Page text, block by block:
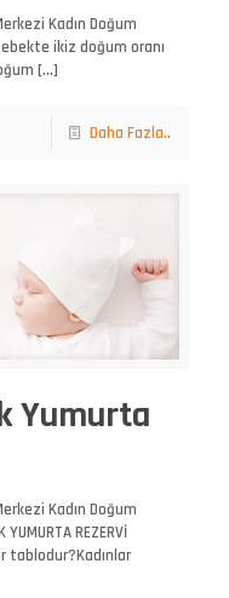
Kadın Doğum
ikiz doğum oranı
[…]
Daha Fazla..
Yumurta
Kadın Doğum
REZERVİ
tablodur?Kadınlar